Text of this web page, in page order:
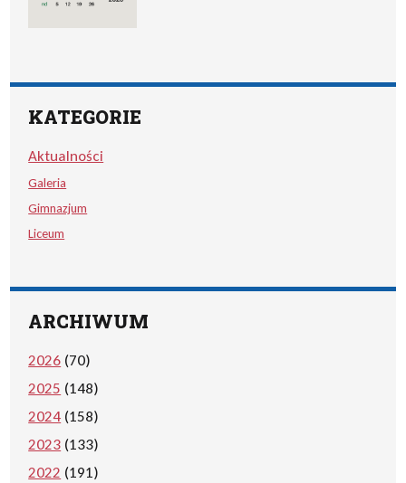
KATEGORIE
Aktualności
Galeria
Gimnazjum
Liceum
ARCHIWUM
2026 (70)
2025 (148)
2024 (158)
2023 (133)
2022 (191)